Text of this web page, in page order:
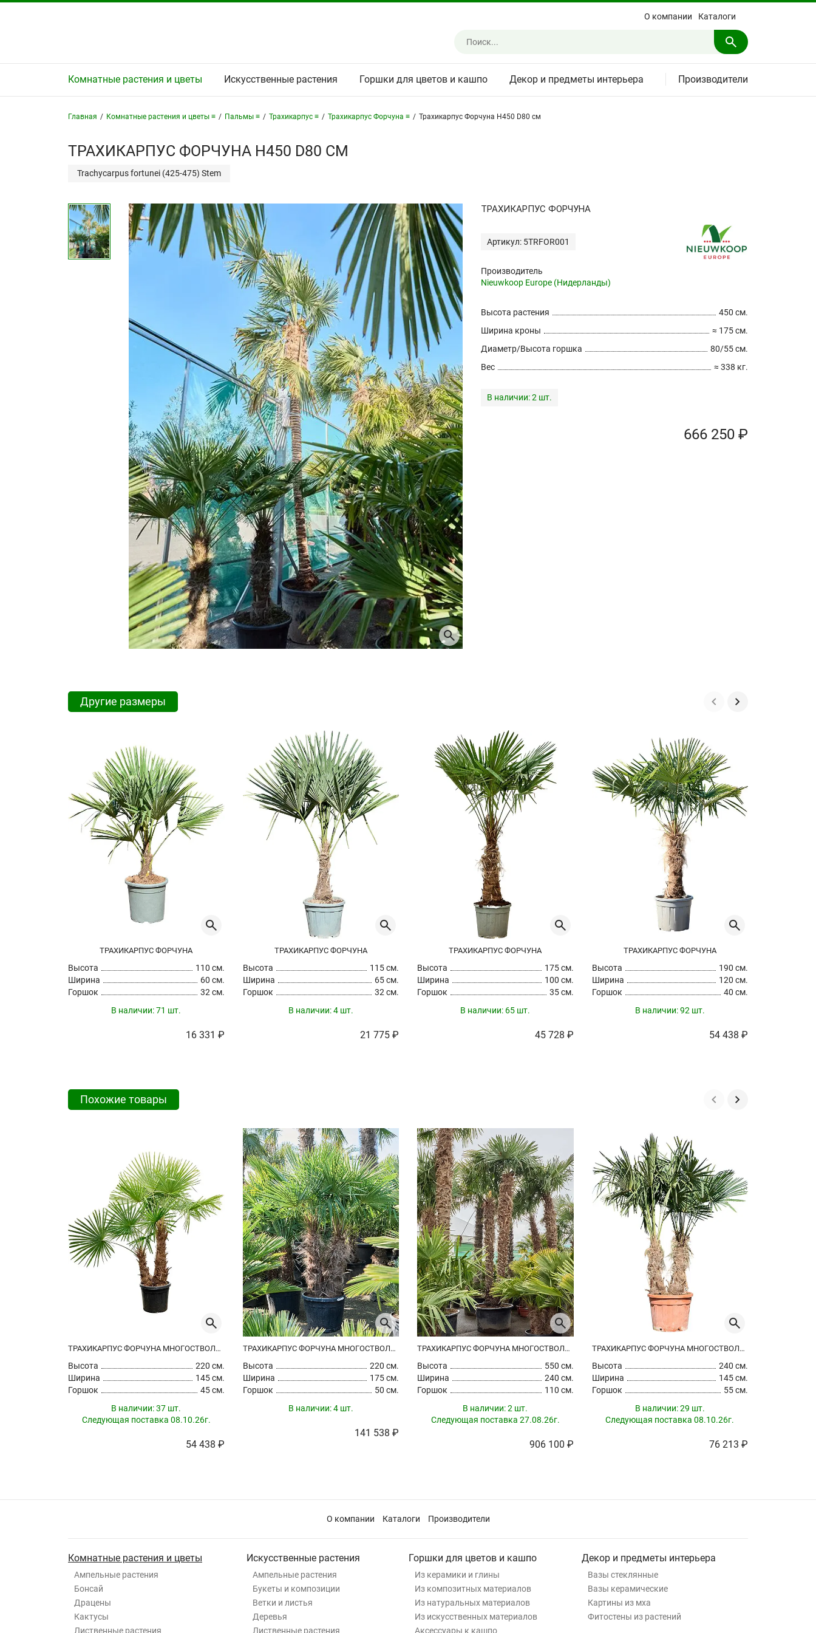
О компании Каталоги
Комнатные растения и цветы Искусственные растения Горшки для цветов и кашпо Декор и предметы интерьера Производители
Главная / Комнатные растения и цветы ≡ / Пальмы ≡ / Трахикарпус ≡ / Трахикарпус Форчуна ≡ / Трахикарпус Форчуна H450 D80 см
ТРАХИКАРПУС ФОРЧУНА H450 D80 СМ
Trachycarpus fortunei (425-475) Stem
ТРАХИКАРПУС ФОРЧУНА
Артикул: 5TRFOR001
Производитель
Nieuwkoop Europe (Нидерланды)
450 см.
Высота растения
≈ 175 см.
Ширина кроны
80/55 см.
Диаметр/Высота горшка
≈ 338 кг.
Вес
В наличии:2 шт.
666 250 ₽
Другие размеры
ТРАХИКАРПУС ФОРЧУНА
Высота
110 см.
Ширина
60 см.
Горшок
32 см.
В наличии:71 шт.
16 331 ₽
ТРАХИКАРПУС ФОРЧУНА
Высота
115 см.
Ширина
65 см.
Горшок
32 см.
В наличии:4 шт.
21 775 ₽
ТРАХИКАРПУС ФОРЧУНА
Высота
175 см.
Ширина
100 см.
Горшок
35 см.
В наличии: 65 шт.
45 728 ₽
ТРАХИКАРПУС ФОРЧУНА
Высота
190 см.
Ширина
120 см.
Горшок
40 см.
В наличии:92 шт.
54 438 ₽
Похожие товары
ТРАХИКАРПУС ФОРЧУНА МНОГОСТВОЛЬНЫЙ
Высота
220 см.
Ширина
145 см.
Горшок
45 см.
В наличии:37 шт.
Следующая поставка 08.10.26г.
54 438 ₽
ТРАХИКАРПУС ФОРЧУНА МНОГОСТВОЛЬНЫЙ
Высота
220 см.
Ширина
175 см.
Горшок
50 см.
В наличии:4 шт.
141 538 ₽
ТРАХИКАРПУС ФОРЧУНА МНОГОСТВОЛЬНЫЙ
Высота
550 см.
Ширина
240 см.
Горшок
110 см.
В наличии:2 шт.
Следующая поставка 27.08.26г.
906 100 ₽
ТРАХИКАРПУС ФОРЧУНА МНОГОСТВОЛЬНЫЙ
Высота
240 см.
Ширина
145 см.
Горшок
55 см.
В наличии:29 шт.
Следующая поставка 08.10.26г.
76 213 ₽
О компании Каталоги Производители
Комнатные растения и цветы
Ампельные растения
Бонсай
Драцены
Кактусы
Лиственные растения
Искусственные растения
Ампельные растения
Букеты и композиции
Ветки и листья
Деревья
Лиственные растения
Горшки для цветов и кашпо
Из керамики и глины
Из композитных материалов
Из натуральных материалов
Из искусственных материалов
Аксессуары к кашпо
Декор и предметы интерьера
Вазы стеклянные
Вазы керамические
Картины из мха
Фитостены из растений